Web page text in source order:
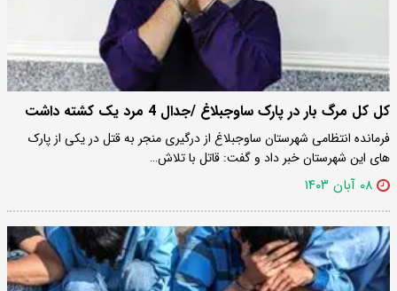
کل کل مرگ بار در پارک ساوجبلاغ /جدال 4 مرد یک کشته داشت
فرمانده انتظامی شهرستان ساوجبلاغ از درگیری منجر به قتل در یکی از ‌پارک
های این شهرستان خبر داد و گفت: قاتل با تلاش…
۰۸ آبان ۱۴۰۳